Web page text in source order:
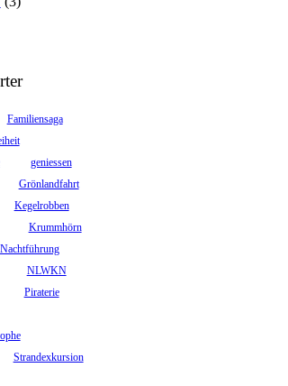
Familiensaga
geniessen
Grönlandfahrt
Kegelrobben
Krummhörn
Nachtführung
NLWKN
Piraterie
Strandexkursion